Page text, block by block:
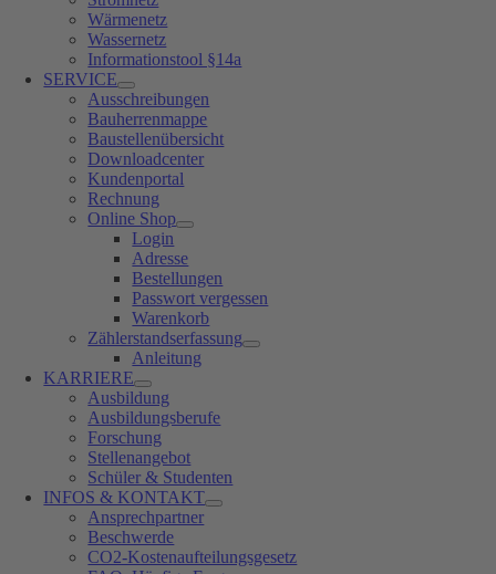
Wärmenetz
Wassernetz
Informationstool §14a
SERVICE
Ausschreibungen
Bauherrenmappe
Baustellenübersicht
Downloadcenter
Kundenportal
Rechnung
Online Shop
Login
Adresse
Bestellungen
Passwort vergessen
Warenkorb
Zählerstandserfassung
Anleitung
KARRIERE
Ausbildung
Ausbildungsberufe
Forschung
Stellenangebot
Schüler & Studenten
INFOS & KONTAKT
Ansprechpartner
Beschwerde
CO2-Kostenaufteilungsgesetz